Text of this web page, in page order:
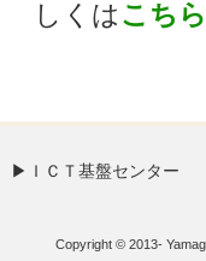
しくはこちら
Copyright © 2013-